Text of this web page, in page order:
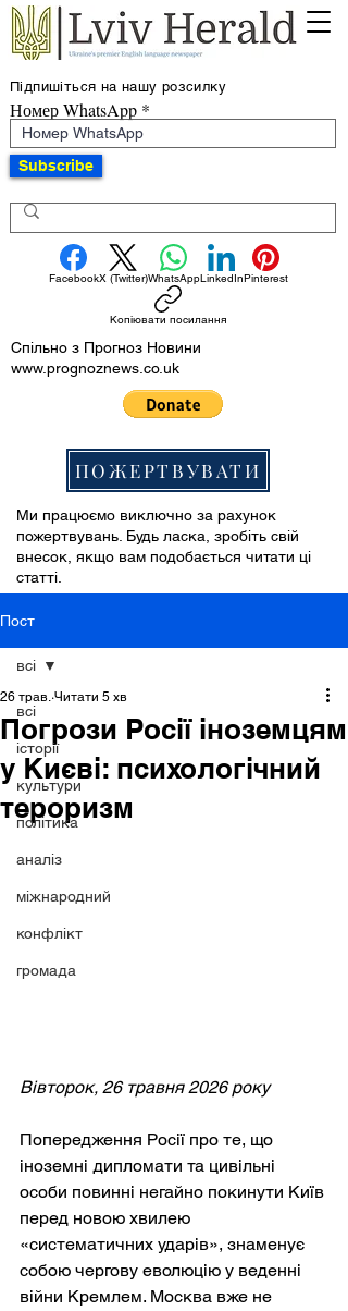
Підпишіться на нашу розсилку
Номер WhatsApp
Subscribe
FacebookX (Twitter)WhatsAppLinkedInPinterest
Копіювати посилання
Спільно з Прогноз Новини
www.prognoznews.co.uk
ПОЖЕРТВУВАТИ
Ми працюємо виключно за рахунок
пожертвувань. Будь ласка, зробіть свій
внесок, якщо вам подобається читати ці
статті.
Пост
всі
історії
культури
політика
аналіз
міжнародний
конфлікт
громада
всі
Погрози Росії іноземцям
у Києві: психологічний
тероризм
26 трав. Читати 5 хв
Вівторок, 26 травня 2026 року
Попередження Росії про те, що
іноземні дипломати та цивільні
особи повинні негайно покинути Київ
перед новою хвилею
«систематичних ударів», знаменує
собою чергову еволюцію у веденні
війни Кремлем. Москва вже не